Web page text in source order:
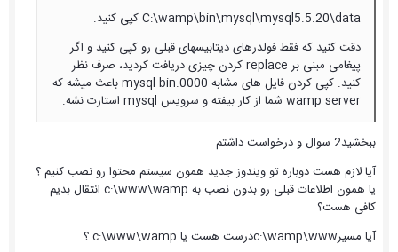
C:\wamp\bin\mysql\mysql5.5.20\data کپی کنید.
دقت کنید که فقط فولدرهای دیتابیسهای قبلی رو کپی کنید و اگر
پیغامی مبنی بر replace کردن چیزی دریافت کردید، صرف نظر
کنید. کپی کردن فایل های مشابه mysql-bin.0000 باعث میشه که
wamp server شما از کار بیفته و سرویس mysql استارت نشه.
ببخشید2 سوال و درخواست داشتم
آیا لازم هست دوباره تو ویندوز جدید همون سیستم محتوا رو نصب کنیم ؟
یا همون اطلاعات قبلی رو بدون نصب به c:\www\wamp انتقال بدیم
کافی هست؟
آیا مسیرc:\wamp\wwwدرست هست یا c:\www\wamp ؟